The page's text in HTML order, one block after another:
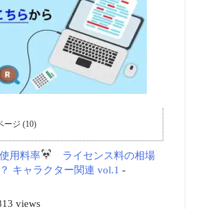
ージ (10)
用料率
ライセンス料の相場
キャラクター関連 vol.1 -
views